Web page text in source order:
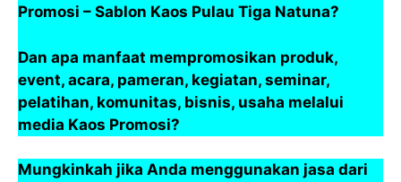
Promosi – Sablon Kaos Pulau Tiga Natuna?
Dan apa manfaat mempromosikan produk,
event, acara, pameran, kegiatan, seminar,
pelatihan, komunitas, bisnis, usaha melalui
media Kaos Promosi?
Mungkinkah jika Anda menggunakan jasa dari